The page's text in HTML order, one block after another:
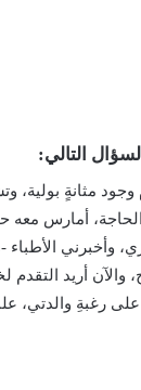
التالي:
مثانةٍ بولية،
أمارس معه
وأخبرني
والآن أريد
رغبةِ والدتي،